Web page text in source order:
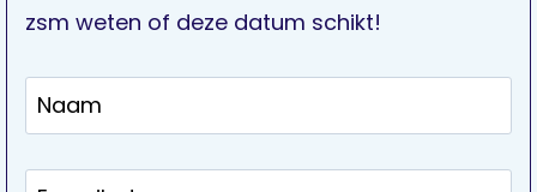
zsm weten of deze datum schikt!